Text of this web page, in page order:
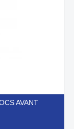
AVANT